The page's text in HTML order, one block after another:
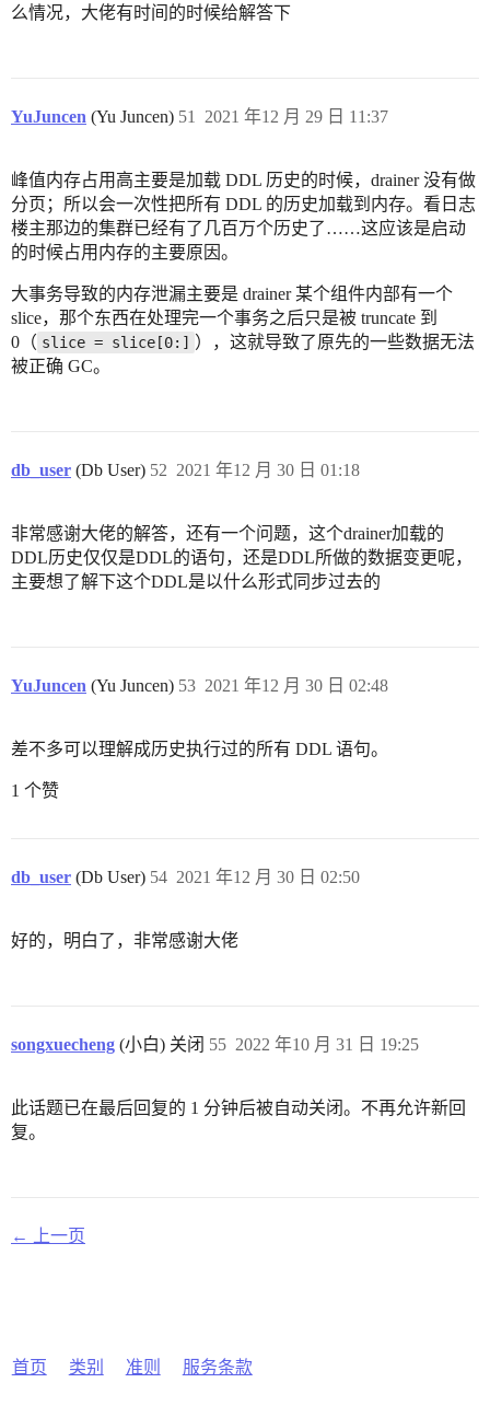
么情况，大佬有时间的时候给解答下
YuJuncen (Yu Juncen) 2021 年12 月 29 日 11:37
51
峰值内存占用高主要是加载 DDL 历史的时候，drainer 没有做
分页；所以会一次性把所有 DDL 的历史加载到内存。看日志
楼主那边的集群已经有了几百万个历史了……这应该是启动
的时候占用内存的主要原因。
大事务导致的内存泄漏主要是 drainer 某个组件内部有一个
slice，那个东西在处理完一个事务之后只是被 truncate 到
0（ slice = slice[0:] ），这就导致了原先的一些数据无法
被正确 GC。
db_user (Db User) 2021 年12 月 30 日 01:18
52
非常感谢大佬的解答，还有一个问题，这个drainer加载的
DDL历史仅仅是DDL的语句，还是DDL所做的数据变更呢，
主要想了解下这个DDL是以什么形式同步过去的
YuJuncen (Yu Juncen) 2021 年12 月 30 日 02:48
53
差不多可以理解成历史执行过的所有 DDL 语句。
1 个赞
db_user (Db User) 2021 年12 月 30 日 02:50
54
好的，明白了，非常感谢大佬
songxuecheng (小白) 关闭 2022 年10 月 31 日 19:25
55
此话题已在最后回复的 1 分钟后被自动关闭。不再允许新回
复。
← 上一页
首页 类别 准则 服务条款